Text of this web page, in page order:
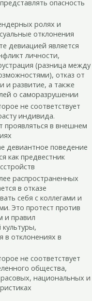
опасность
ролях и
отклонения
девиацией является
личности,
(разница между
отказ от
и развитие, а также
о саморазрушении
не соответствует
индивида.
проявляться в внешнем
девиантное поведение
как предвестник
распространенных
в отказе
себя с коллегами и
Это протест против
и правил
в отклонениях в
не соответствует
общества,
национальных и